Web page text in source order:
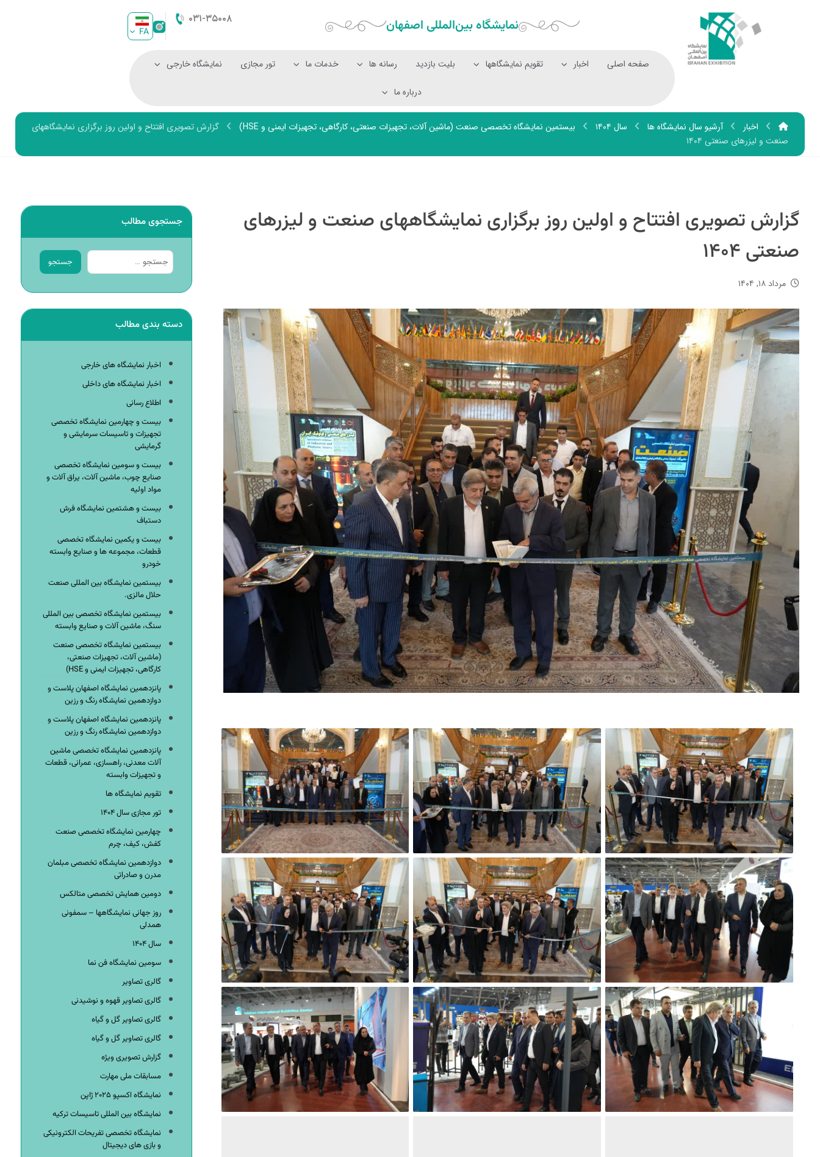
نمایشگاه بین‌المللی‌ اصفهان ۰۳۱-۳۵۰۰۸
FA
صفحه اصلی اخبار تقویم نمایشگاهها بلیت بازدید رسانه ها خدمات ما تور مجازی نمایشگاه خارجی
درباره ما
اخبار آرشیو سال نمایشگاه ها سال ۱۴۰۴ بیستمین نمایشگاه تخصصی صنعت (ماشین آلات، تجهیزات صنعتی، کارگاهی، تجهیزات ایمنی و HSE)
گزارش تصویری افتتاح و اولین روز برگزاری نمایشگاههای
صنعت و لیزرهای صنعتی ۱۴۰۴
گزارش تصویری افتتاح و اولین روز برگزاری نمایشگاههای صنعت و لیزرهای
صنعتی ۱۴۰۴
مرداد ۱۸, ۱۴۰۴
جستجوی مطالب
جستجو
دسته بندی مطالب
اخبار نمایشگاه های خارجی
اخبار نمایشگاه های داخلی
اطلاع رسانی
بیست و چهارمین نمایشگاه تخصصی
تجهیزات و تاسیسات سرمایشی و
گرمایشی
بیست و سومین نمایشگاه تخصصی
صنایع چوب، ماشین آلات، یراق آلات و
مواد اولیه
بیست و هشتمین نمایشگاه فرش
دستباف
بیست و یکمین نمایشگاه تخصصی
قطعات، مجموعه ها و صنایع وابسته
خودرو
بیستمین نمایشگاه بین المللی صنعت
حلال مالزی.
بیستمین نمایشگاه تخصصی بین المللی
سنگ، ماشین آلات و صنایع وابسته
بیستمین نمایشگاه تخصصی صنعت
(ماشین آلات، تجهیزات صنعتی،
کارگاهی، تجهیزات ایمنی و HSE)
پانزدهمین نمایشگاه اصفهان پلاست و
دوازدهمین نمایشگاه رنگ و رزین
پانزدهمین نمایشگاه اصفهان پلاست و
دوازدهمین نمایشگاه رنگ و رزین
پانزدهمین نمایشگاه تخصصی ماشین
آلات معدنی، راهسازی، عمرانی، قطعات
و تجهیزات وابسته
تقویم نمایشگاه ها
تور مجازی سال ۱۴۰۴
چهارمین نمایشگاه تخصصی صنعت
کفش، کیف، چرم
دوازدهمین نمایشگاه تخصصی مبلمان
مدرن و صادراتی
دومین همایش تخصصی متالکس
روز جهانی نمایشگاهها – سمفونی
همدلی
سال ۱۴۰۴
سومین نمایشگاه فن نما
گالری تصاویر
گالری تصاویر قهوه و نوشیدنی
گالری تصاویر گل و گیاه
گالری تصاویر گل و گیاه
گزارش تصویری ویژه
مسابقات ملی مهارت
نمایشگاه اکسپو ۲۰۲۵ ژاپن
نمایشگاه بین المللی تاسیسات ترکیه
نمایشگاه تخصصی تفریحات الکترونیکی
و بازی های دیجیتال